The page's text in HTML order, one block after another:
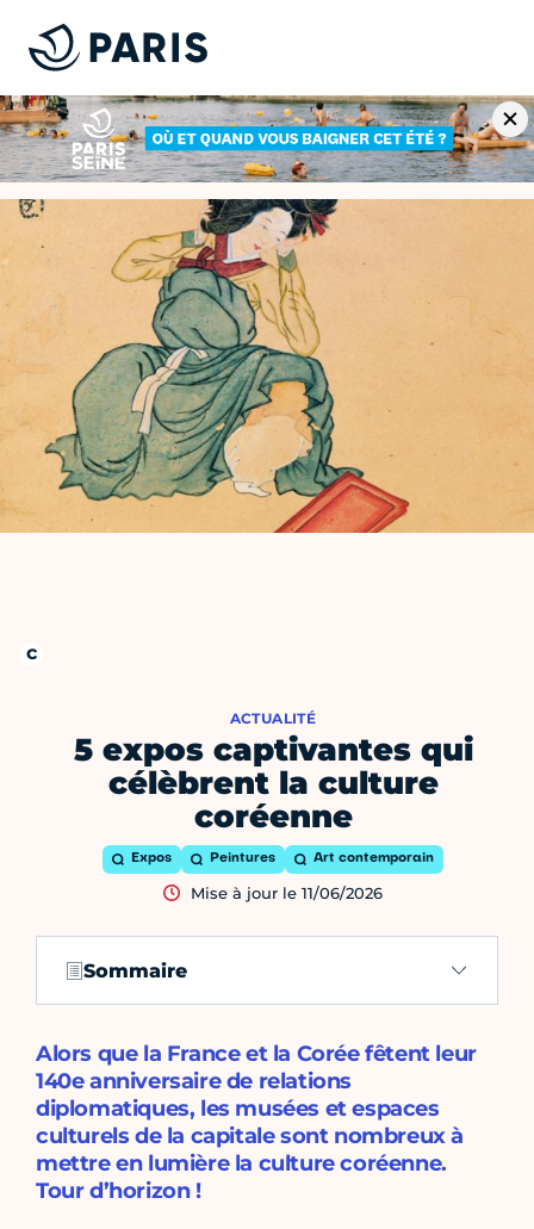
5 expos captivantes qui
célèbrent la culture
coréenne
ACTUALITÉ
Expos Peintures Art contemporain
Mise à jour le 11/06/2026
Sommaire
Alors que la France et la Corée fêtent leur
140e anniversaire de relations
diplomatiques, les musées et espaces
culturels de la capitale sont nombreux à
mettre en lumière la culture coréenne.
Tour d’horizon !